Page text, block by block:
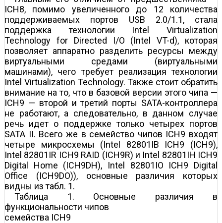
ICH8, помимо увеличенного до 12 количества
поддерживаемых портов USB 2.0/1.1, стала
поддержка технологии Intel Virtualization
Technology for Directed I/O (Intel VT-d), которая
позволяет аппаратно разделить ресурсы между
виртуальными средами (виртуальными
машинами), чего требует реализация технологии
Intel Virtualization Technology. Также стоит обратить
внимание на то, что в базовой версии этого чипа —
ICH9 — второй и третий порты SATA-контроллера
не работают, а следовательно, в данном случае
речь идет о поддержке только четырех портов
SATA II. Всего же в семейство чипов ICH9 входят
четыре микросхемы (Intel 82801IB ICH9 (ICH9),
Intel 82801IR ICH9 RAID (ICH9R) и Intel 82801IH ICH9
Digital Home (ICH9DH), Intel 82801IO ICH9 Digital
Office (ICH9DO)), основные различия которых
видны из табл. 1.
Таблица 1. Основные различия в
функциональности чипов
семейства ICH9